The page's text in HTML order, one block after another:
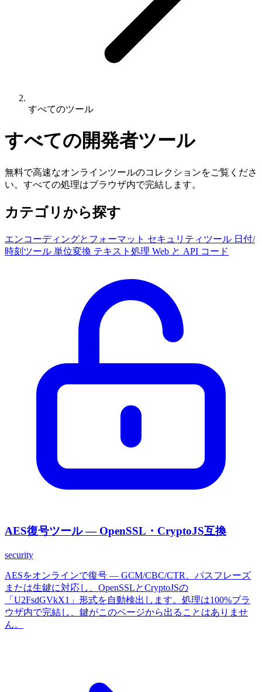
すべてのツール
すべての開発者ツール
無料で高速なオンラインツールのコレクションをご覧くださ
い。すべての処理はブラウザ内で完結します。
カテゴリから探す
エンコーディングとフォーマット セキュリティツール 日付/
時刻ツール 単位変換 テキスト処理 Web と API コード
AES復号ツール — OpenSSL・CryptoJS互換
security
AESをオンラインで復号 — GCM/CBC/CTR、パスフレーズ
または生鍵に対応し、OpenSSLとCryptoJSの
「U2FsdGVkX1」形式を自動検出します。処理は100%ブラ
ウザ内で完結し、鍵がこのページから出ることはありませ
ん。